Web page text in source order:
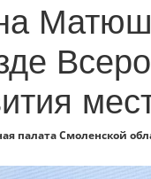
палата Смоленской